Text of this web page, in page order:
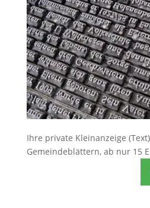
Ihre private Kleinanzeige
Gemeindeblättern, ab nur 15